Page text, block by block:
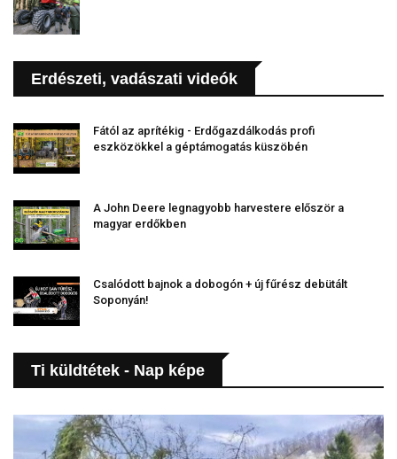
Erdészeti, vadászati videók
Fától az aprítékig - Erdőgazdálkodás profi
eszközökkel a géptámogatás küszöbén
A John Deere legnagyobb harvestere először a
magyar erdőkben
Csalódott bajnok a dobogón + új fűrész debütált
Soponyán!
Ti küldtétek - Nap képe